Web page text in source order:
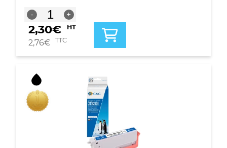
-
quantité
de
Cartouche
compatible
T2632
T2612
(26XL)
-
C13T26324012
+
2,30€ HT
2,76€ TTC